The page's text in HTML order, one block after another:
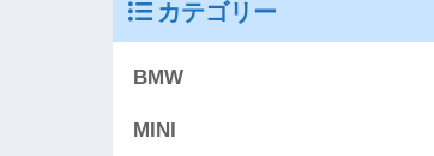
カテゴリー
BMW
MINI